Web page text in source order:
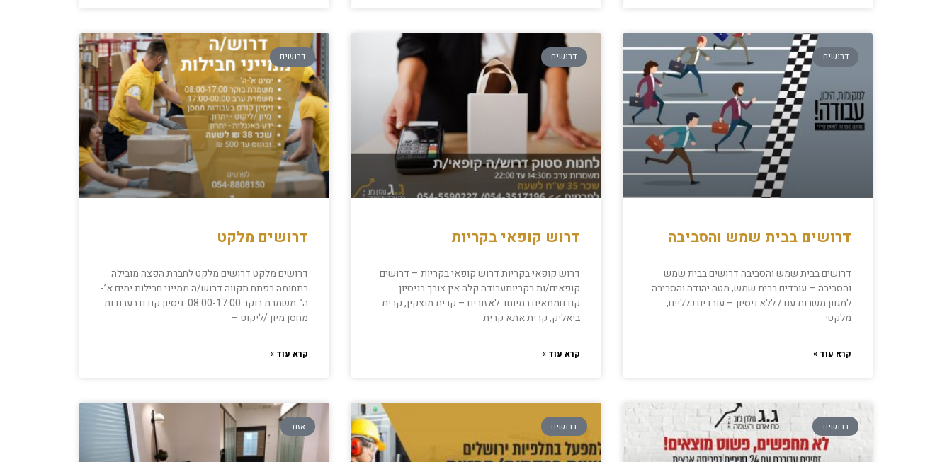
דרושים
דרושים בבית שמש והסביבה
דרושים בבית שמש והסביבה דרושים בבית שמש
והסביבה – עובדים בבית שמש, מטה יהודה והסביבה
למגוון משרות עם / ללא ניסיון – עובדים כלליים,
מלקטי
קרא עוד »
דרושים
דרוש קופאי בקריות
דרוש קופאי בקריות דרוש קופאי בקריות – דרושים
קופאים/ות בקריותעבודה קלה אין צורך בניסיון
קודםמתאים במיוחד לאזורים – קרית מוצקין, קרית
ביאליק, קרית אתא קרית
קרא עוד »
דרושים
דרושים מלקט
דרושים מלקט דרושים מלקט לחברת הפצה מובילה
בתחומה בפתח תקווה דרוש/ה ממייני חבילות ימים א’-
ה’ משמרת בוקר 08:00-17:00 ניסיון קודם בעבודות
מחסן מיון /ליקוט –
קרא עוד »
דרושים דרושים אזור